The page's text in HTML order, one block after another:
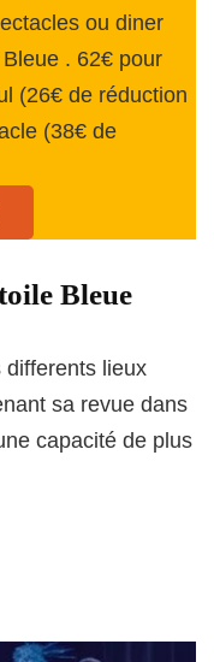
ou diner
. 62€ pour
(26€ de réduction
(38€ de
Bleue
differents lieux
sa revue dans
capacité de plus